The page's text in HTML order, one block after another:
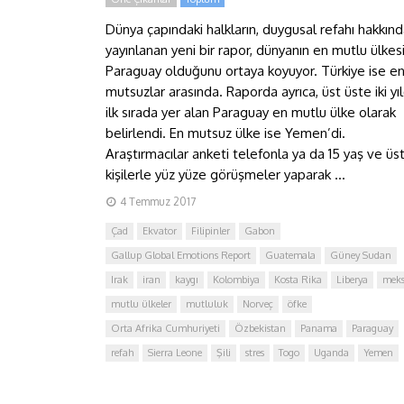
Dünya çapındaki halkların, duygusal refahı
yayınlanan yeni bir rapor, dünyanın en mutlu
Paraguay olduğunu ortaya koyuyor. Türkiye ise en
mutsuzlar arasında. Raporda ayrıca, üst üste iki
ilk sırada yer alan Paraguay en mutlu ülke olarak
belirlendi. En mutsuz ülke ise Yemen’di.
Araştırmacılar anketi telefonla ya da 15 yaş ve
kişilerle yüz yüze görüşmeler yaparak ...
4 Temmuz 2017
Çad Ekvator Filipinler
Gabon
Gallup Global Emotions Report
Guatemala
Güney Sudan
Irak
iran kaygı Kolombiya Kosta Rika Liberya
mutlu ülkeler
mutluluk Norveç
öfke
Orta Afrika Cumhuriyeti
Özbekistan Panama
Paraguay
refah
Sierra Leone Şili stres Togo Uganda Yemen